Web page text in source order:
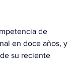
de
en doce años, y
su reciente